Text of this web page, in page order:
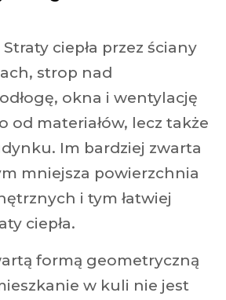
Straty ciepła przez ściany
strop nad
okna i wentylację
od materiałów, lecz także
Im bardziej zwarta
mniejsza powierzchnia
i tym łatwiej
ciepła.
formą geometryczną
w kuli nie jest